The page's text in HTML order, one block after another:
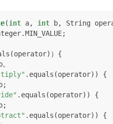
(int a, int b, String
）{
.equals(operator)) {
.equals(operator)) {
.equals(operator)) {